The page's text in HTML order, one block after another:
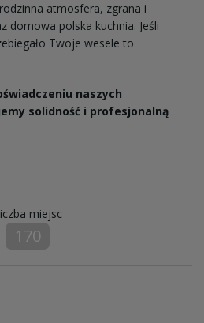
atmosfera, zgrana i
domowa polska kuchnia. Jeśli
Twoje wesele to
naszych
solidność i profesjonalną
miejsc
170